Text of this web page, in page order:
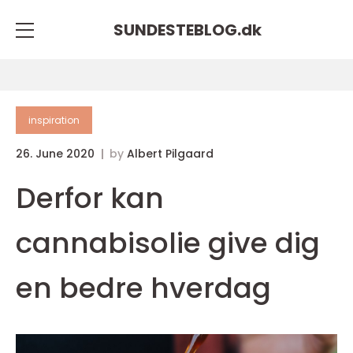
SUNDESTEBLOG.dk
inspiration
26. June 2020 by Albert Pilgaard
Derfor kan
cannabisolie give dig
en bedre hverdag